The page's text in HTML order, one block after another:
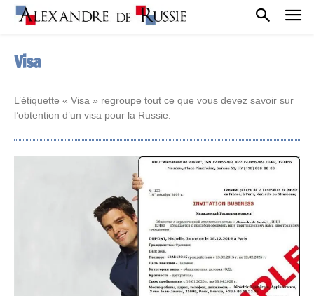
Visa
L’étiquette « Visa » regroupe tout ce que vous devez savoir sur
l’obtention d’un visa pour la Russie.